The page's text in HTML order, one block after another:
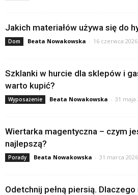
Jakich materiałów używa się do
Dom Beata Nowakowska - 16 czerwca 2026
Szklanki w hurcie dla sklepów i
warto kupić?
Wyposażenie Beata Nowakowska - 31 maja
Wiertarka magentyczna – czym
najlepszą?
Porady Beata Nowakowska - 31 marca 2026
Odetchnij pełną piersią.